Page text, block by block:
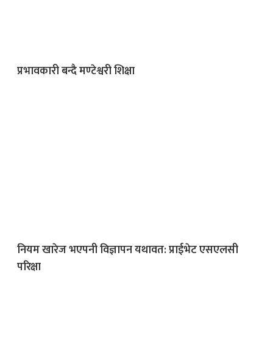
प्रभावकारी बन्दै मण्टेश्वरी शिक्षा
नियम खारेज भएपनी विज्ञापन यथावत: प्राईभेट एसएलसी
परिक्षा